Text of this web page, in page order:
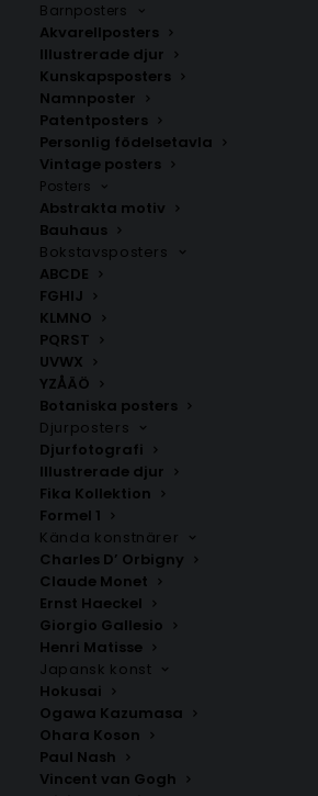
Barnposters
Akvarellposters
Illustrerade djur
Kunskapsposters
Namnposter
Patentposters
Personlig födelsetavla
Vintage posters
Posters
Abstrakta motiv
Bauhaus
Bokstavsposters
ABCDE
FGHIJ
KLMNO
PQRST
UVWX
YZÅÄÖ
Botaniska posters
Djurposters
Djurfotografi
Illustrerade djur
Fika Kollektion
Formel 1
Kända konstnärer
Charles D’ Orbigny
Claude Monet
Ernst Haeckel
Giorgio Gallesio
Henri Matisse
Japansk konst
Hokusai
Ogawa Kazumasa
Ohara Koson
Paul Nash
Vincent van Gogh
30×40 cm och 21×30 cm.
Ånge kommun,Västernorrlands län
ANDRA KÖPTE ÄVEN
Hästviken
Fr. 200.00